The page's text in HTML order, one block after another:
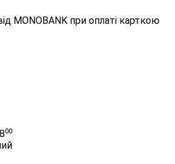
MONOBANK при оплаті карткою
00